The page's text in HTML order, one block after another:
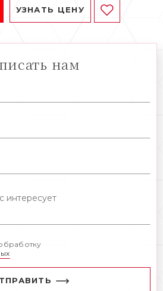
УЗНАТЬ ЦЕНУ
нам